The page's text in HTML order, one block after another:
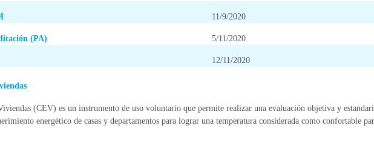
11/9/2020
(PA) 5/11/2020
12/11/2020
(CEV) es un instrumento de uso voluntario que permite realizar una evaluación objetiva y
energético de casas y departamentos para lograr una temperatura considerada como confortable